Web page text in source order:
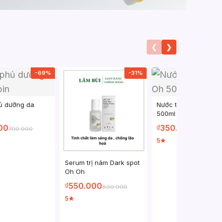
❮ ❯
-69%
dưỡng da
700.000
-31%
Serum trị nám Dark spot
Oh Oh
₫550.000800.000
5★
Nước tẩy trang Oh
500ml
₫350.000
5★